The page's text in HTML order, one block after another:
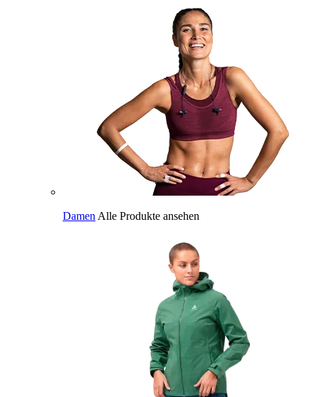
Damen Alle Produkte ansehen